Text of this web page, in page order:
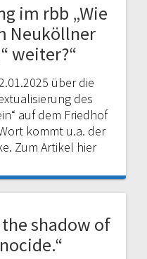
im rbb „Wie
Neuköllner
weiter?“
über die
des
auf dem Friedhof
kommt u.a. der
Zum Artikel hier
the shadow of